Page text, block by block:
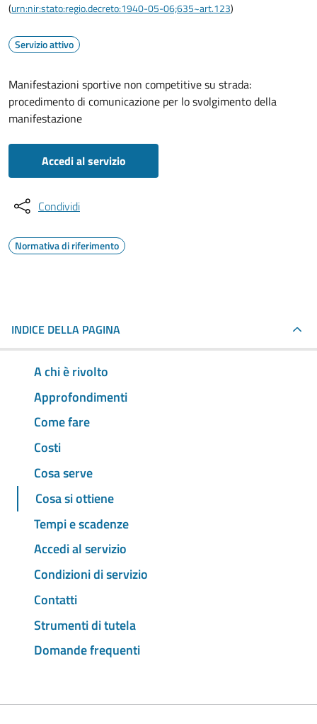
(urn:nir:stato:regio.decreto:1940-05-06;635~art.123)
Servizio attivo
Manifestazioni sportive non competitive su strada:
procedimento di comunicazione per lo svolgimento della
manifestazione
Accedi al servizio
Condividi
Normativa di riferimento
INDICE DELLA PAGINA
A chi è rivolto
Approfondimenti
Come fare
Costi
Cosa serve
Cosa si ottiene
Tempi e scadenze
Accedi al servizio
Condizioni di servizio
Contatti
Strumenti di tutela
Domande frequenti